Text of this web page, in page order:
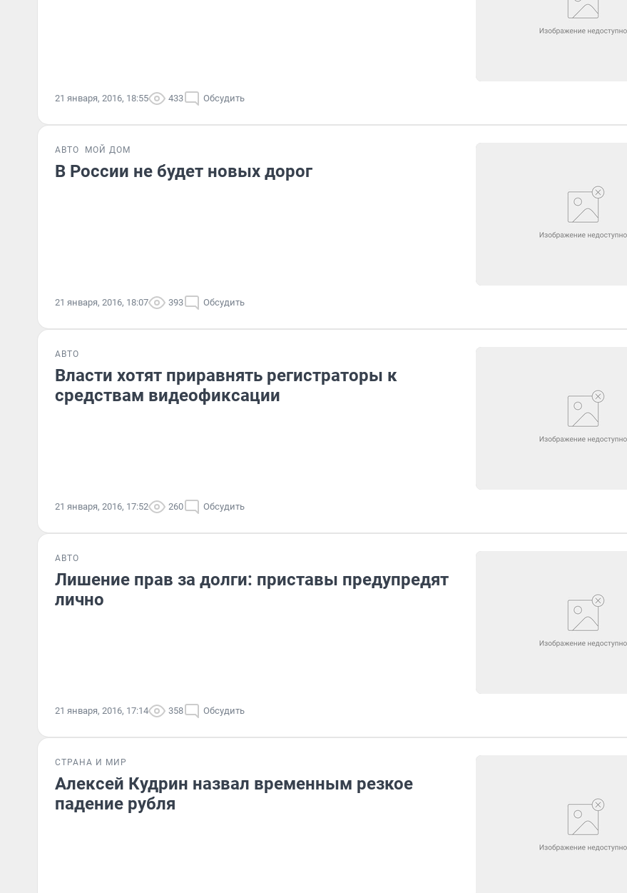
21 января, 2016, 18:55 433 Обсудить
АВТО МОЙ ДОМ
В России не будет новых дорог
21 января, 2016, 18:07 393 Обсудить
АВТО
Власти хотят приравнять регистраторы к
средствам видеофиксации
21 января, 2016, 17:52 260 Обсудить
АВТО
Лишение прав за долги: приставы предупредят
лично
21 января, 2016, 17:14 358 Обсудить
СТРАНА И МИР
Алексей Кудрин назвал временным резкое
падение рубля